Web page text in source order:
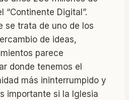
“Continente Digital”.
se trata de uno de los
de ideas,
parece
donde tenemos el
más ininterrumpido y
importante si la Iglesia